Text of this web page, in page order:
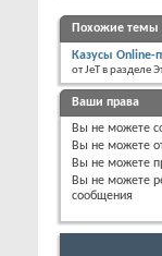
Похожие темы
Казусы Online-
от JeT в разделе
Ваши права
Вы не можете
Вы не можете
Вы не можете
Вы не можете
сообщения